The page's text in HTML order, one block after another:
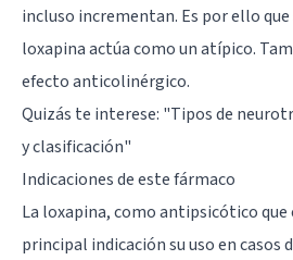
incluso incrementan. Es por ello que
loxapina actúa como un atípico.
efecto anticolinérgico.
Quizás te interese: "Tipos de
y clasificación"
Indicaciones de este fármaco
La loxapina, como antipsicótico que
principal indicación su uso en casos